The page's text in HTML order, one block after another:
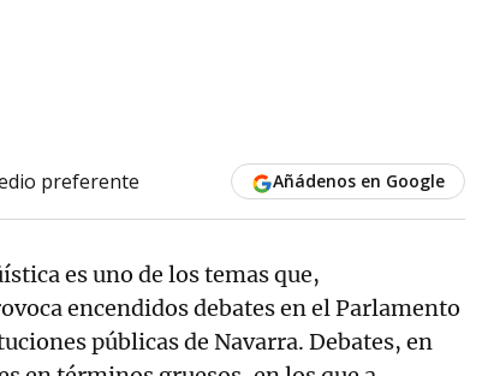
preferente Añádenos en Google
es uno de los temas que,
encendidos debates en el Parlamento
públicas de Navarra. Debates, en